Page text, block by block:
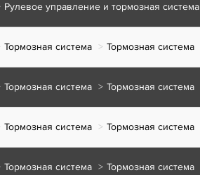
Рулевое управление и тормозная система
Тормозная система Тормозная система
Тормозная система Тормозная система
Тормозная система Тормозная система
Тормозная система Тормозная система